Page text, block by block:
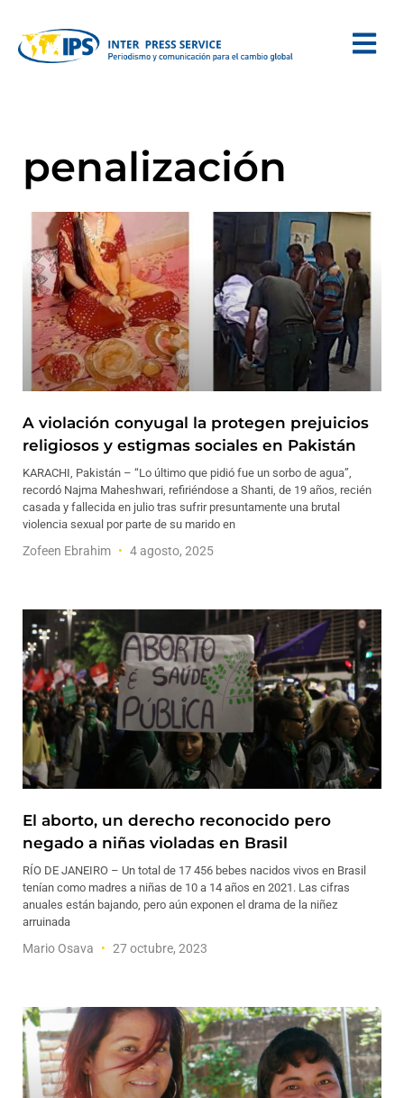
penalización
A violación conyugal la protegen prejuicios
religiosos y estigmas sociales en Pakistán
KARACHI, Pakistán – “Lo último que pidió fue un sorbo de agua”,
recordó Najma Maheshwari, refiriéndose a Shanti, de 19 años, recién
casada y fallecida en julio tras sufrir presuntamente una brutal
violencia sexual por parte de su marido en
Zofeen Ebrahim 4 agosto, 2025
El aborto, un derecho reconocido pero
negado a niñas violadas en Brasil
RÍO DE JANEIRO – Un total de 17 456 bebes nacidos vivos en Brasil
tenían como madres a niñas de 10 a 14 años en 2021. Las cifras
anuales están bajando, pero aún exponen el drama de la niñez
arruinada
Mario Osava 27 octubre, 2023